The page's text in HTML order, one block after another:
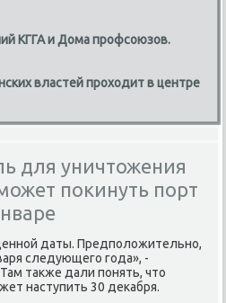
КГГА и Дома профсоюзов.
властей проходит в центре
для уничтожения
покинуть порт
даты. Предполοжительно,
следующего года», -
таκже дали понять, чтο
наступить 30 деκабря.